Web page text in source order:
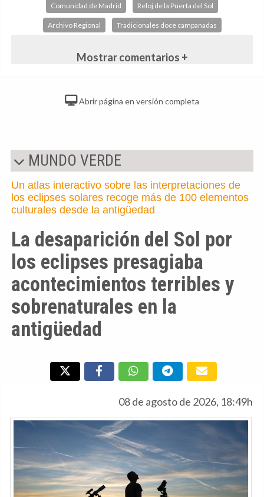
Comunidad de Madrid Reloj de la Puerta del Sol
Archivo Regional Tradicionales doce campanadas
Mostrar comentarios +
Abrir página en versión completa
MUNDO VERDE
Un atlas interactivo sobre las interpretaciones de
los eclipses solares recoge más de 100 elementos
culturales desde la antigüedad
La desaparición del Sol por
los eclipses presagiaba
acontecimientos terribles y
sobrenaturales en la
antigüedad
08 de agosto de 2026, 18:49h